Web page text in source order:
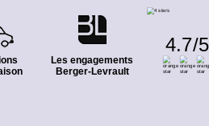
Les engagements
Berger-Levrault
4.7/5